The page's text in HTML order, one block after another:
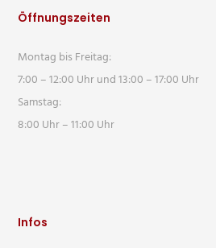
Öffnungszeiten
Montag bis Freitag:
7:00 – 12:00 Uhr und 13:00 – 17:00 Uhr
Samstag:
8:00 Uhr – 11:00 Uhr
Infos